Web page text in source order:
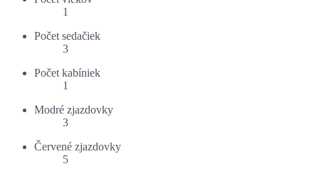
1
Počet sedačiek
3
Počet kabíniek
1
Modré zjazdovky
3
Červené zjazdovky
5